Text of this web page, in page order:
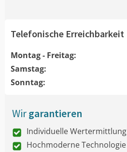
Telefonische Erreichbarkeit
Montag - Freitag:
Samstag:
Sonntag:
Wirgarantieren
Individuelle Wertermittlung
Hochmoderne Technologie